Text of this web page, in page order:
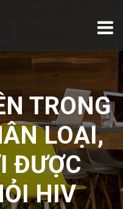
TRONG
LOẠI,
ĐƯỢC
HIV